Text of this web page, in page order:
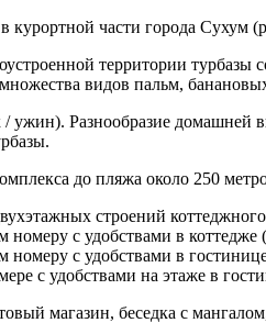
курортной части города
территории
видов пальм,
/ ужин). Разнообразие
до пляжа около 250
строений
номеру с удобствами в
номеру с удобствами в
с удобствами на этаже в
магазин, беседка с